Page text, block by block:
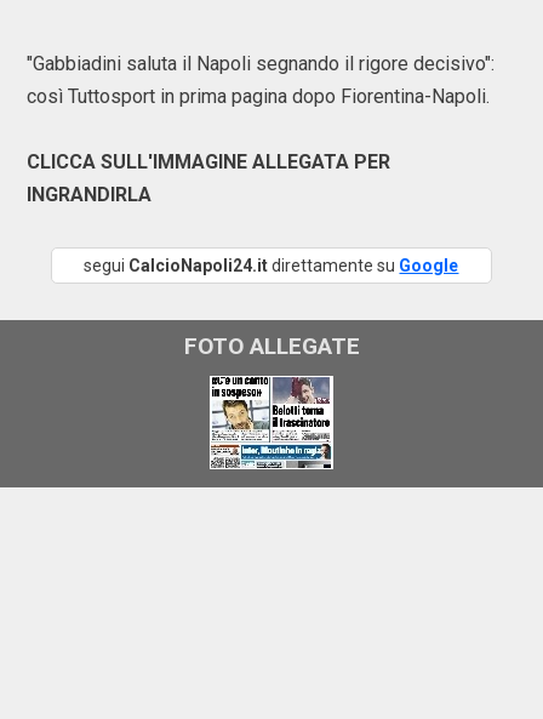
"Gabbiadini saluta il Napoli segnando il rigore decisivo":
così Tuttosport in prima pagina dopo Fiorentina-Napoli.
CLICCA SULL'IMMAGINE ALLEGATA PER
INGRANDIRLA
segui CalcioNapoli24.itdirettamente su Google
FOTO ALLEGATE